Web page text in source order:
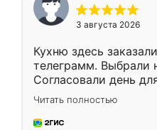
3 августа 2026
Кухню здесь
телеграмм. Выбрали
Согласовали день
недели кухня была
довольны работой.
мебель за
Читать полностью